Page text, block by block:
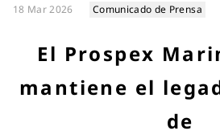
18 Mar 2026 Comunicado de Prensa
El Prospex
mantiene el
de